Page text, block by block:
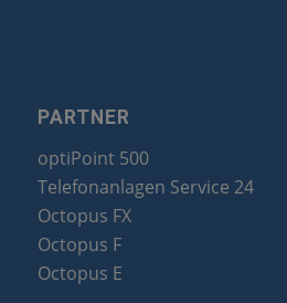
PARTNER
optiPoint 500
Telefonanlagen Service 24
Octopus FX
Octopus F
Octopus E